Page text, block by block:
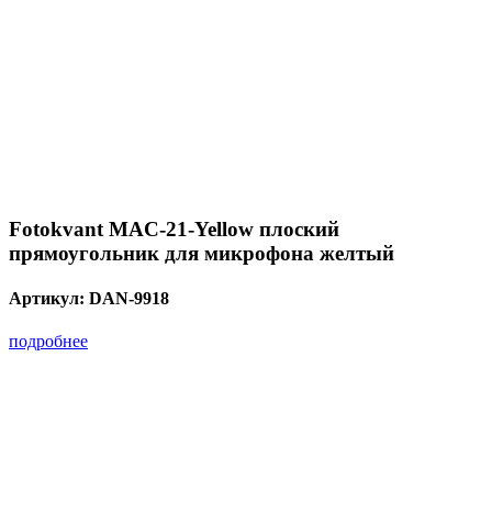
Fotokvant MAC-21-Yellow плоский
прямоугольник для микрофона желтый
Артикул: DAN-9918
подробнее